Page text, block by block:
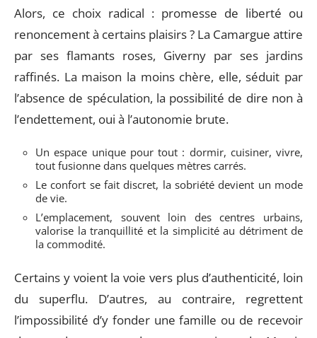
Alors, ce choix radical : promesse de liberté ou
renoncement à certains plaisirs ? La Camargue attire
par ses flamants roses, Giverny par ses jardins
raffinés. La maison la moins chère, elle, séduit par
l’absence de spéculation, la possibilité de dire non à
l’endettement, oui à l’autonomie brute.
Un espace unique pour tout : dormir, cuisiner, vivre,
tout fusionne dans quelques mètres carrés.
Le confort se fait discret, la sobriété devient un mode
de vie.
L’emplacement, souvent loin des centres urbains,
valorise la tranquillité et la simplicité au détriment de
la commodité.
Certains y voient la voie vers plus d’authenticité, loin
du superflu. D’autres, au contraire, regrettent
l’impossibilité d’y fonder une famille ou de recevoir